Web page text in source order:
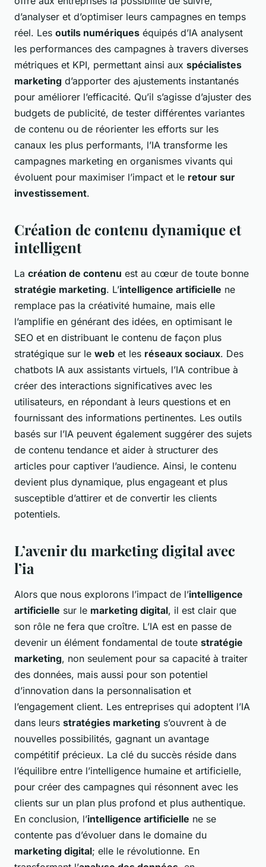
d’analyser et d’optimiser leurs campagnes en temps
réel. Les outils numériques équipés d’IA analysent
les performances des campagnes à travers diverses
métriques et KPI, permettant ainsi aux spécialistes
marketing d’apporter des ajustements instantanés
pour améliorer l’efficacité. Qu’il s’agisse d’ajuster des
budgets de publicité, de tester différentes variantes
de contenu ou de réorienter les efforts sur les
canaux les plus performants, l’IA transforme les
campagnes marketing en organismes vivants qui
évoluent pour maximiser l’impact et le retour sur
investissement.
Création de contenu dynamique et
intelligent
La création de contenu est au cœur de toute bonne
stratégie marketing. L’intelligence artificielle ne
remplace pas la créativité humaine, mais elle
l’amplifie en générant des idées, en optimisant le
SEO et en distribuant le contenu de façon plus
stratégique sur le web et les réseaux sociaux. Des
chatbots IA aux assistants virtuels, l’IA contribue à
créer des interactions significatives avec les
utilisateurs, en répondant à leurs questions et en
fournissant des informations pertinentes. Les outils
basés sur l’IA peuvent également suggérer des sujets
de contenu tendance et aider à structurer des
articles pour captiver l’audience. Ainsi, le contenu
devient plus dynamique, plus engageant et plus
susceptible d’attirer et de convertir les clients
potentiels.
L’avenir du marketing digital avec
l’ia
Alors que nous explorons l’impact de l’intelligence
artificielle sur le marketing digital, il est clair que
son rôle ne fera que croître. L’IA est en passe de
devenir un élément fondamental de toute stratégie
marketing, non seulement pour sa capacité à traiter
des données, mais aussi pour son potentiel
d’innovation dans la personnalisation et
l’engagement client. Les entreprises qui adoptent l’IA
dans leurs stratégies marketing s’ouvrent à de
nouvelles possibilités, gagnant un avantage
compétitif précieux. La clé du succès réside dans
l’équilibre entre l’intelligence humaine et artificielle,
pour créer des campagnes qui résonnent avec les
clients sur un plan plus profond et plus authentique.
En conclusion, l’intelligence artificielle ne se
contente pas d’évoluer dans le domaine du
marketing digital; elle le révolutionne. En